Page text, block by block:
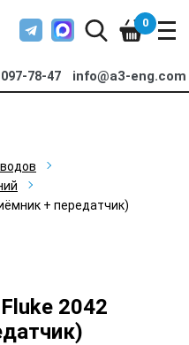
78-47 info@a3-eng.com
0
+ передатчик)
2042